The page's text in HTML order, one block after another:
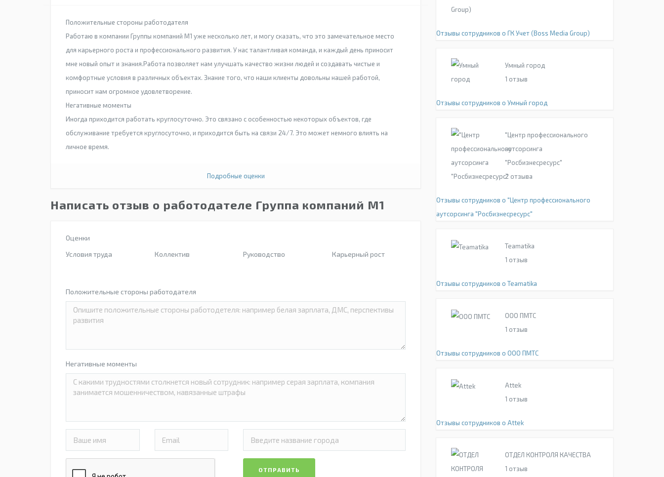
Положительные стороны работодателя
Работаю в компании Группы компаний М1 уже несколько лет, и могу сказать, что это замечательное место
для карьерного роста и профессионального развития. У нас талантливая команда, и каждый день приносит
мне новый опыт и знания.Работа позволяет нам улучшать качество жизни людей и создавать чистые и
комфортные условия в различных объектах. Знание того, что наши клиенты довольны нашей работой,
приносит нам огромное удовлетворение.
Негативные моменты
Иногда приходится работать круглосуточно. Это связано с особенностью некоторых объектов, где
обслуживание требуется круглосуточно, и приходится быть на связи 24/7. Это может немного влиять на
личное время.
Подробные оценки
Написать отзыв о работодателе Группа компаний М1
Оценки
Условия труда
Коллектив Руководство Карьерный рост
Положительные стороны работодателя
Негативные моменты
ОТПРАВИТЬ
Отзывы сотрудников о ГК Учет (Boss Media Group)
Умный город
1 отзыв
Отзывы сотрудников о Умный город
"Центр профессионального
аутсорсинга
"Росбизнесресурс"
2 отзыва
Отзывы сотрудников о "Центр профессионального
аутсорсинга "Росбизнесресурс"
Teamatika
1 отзыв
Отзывы сотрудников о Teamatika
ООО ПМТС
1 отзыв
Отзывы сотрудников о ООО ПМТС
Attek
1 отзыв
Отзывы сотрудников о Attek
ОТДЕЛ КОНТРОЛЯ КАЧЕСТВА
1 отзыв